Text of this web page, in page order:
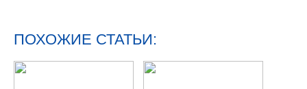
ПОХОЖИЕ СТАТЬИ: